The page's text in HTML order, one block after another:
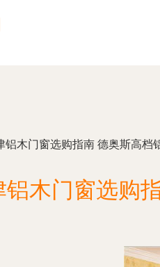
铝木门窗选购指南 德奥斯高档
铝木门窗选购